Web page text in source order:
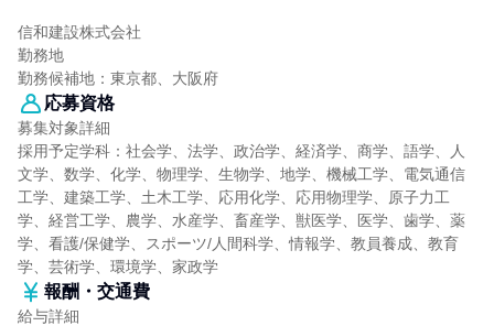
信和建設株式会社
勤務地
勤務候補地：東京都、大阪府
応募資格
募集対象詳細
採用予定学科：社会学、法学、政治学、経済学、商学、語学、人
文学、数学、化学、物理学、生物学、地学、機械工学、電気通信
工学、建築工学、土木工学、応用化学、応用物理学、原子力工
学、経営工学、農学、水産学、畜産学、獣医学、医学、歯学、薬
学、看護/保健学、スポーツ/人間科学、情報学、教員養成、教育
学、芸術学、環境学、家政学
報酬・交通費
給与詳細